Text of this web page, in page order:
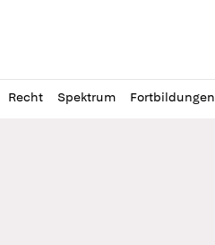
Recht Spektrum Fortbildungen